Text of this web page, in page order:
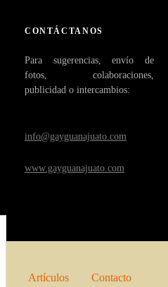
CONTÁCTANOS
Para sugerencias, envío de
fotos, colaboraciones,
publicidad o intercambios:
info@gayguanajuato.com
www.gayguanajuato.com
Artículos Contacto